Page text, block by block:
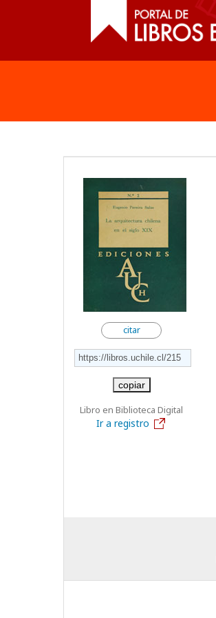
citar
copiar
Libro en Biblioteca Digital
Ir a registro